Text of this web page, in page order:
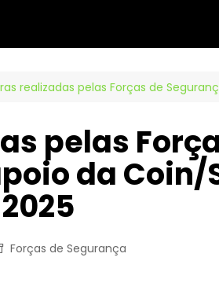
realizadas pelas Forças de
pelas
da Coin/
Forças de Segurança